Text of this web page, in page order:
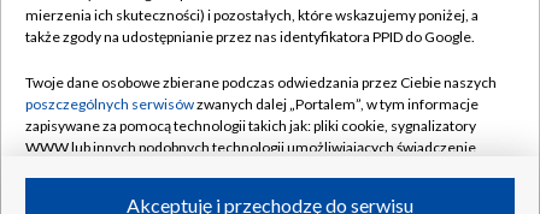
Naziemna Telewizja Cyfrowa
Rada Programowa
System NOS
Informacje o nadawcy
Pomoc
Kontakt
Kanały
mierzenia ich skuteczności) i pozostałych, które wskazujemy poniżej, a
także zgody na udostępnianie przez nas identyfikatora PPID do Google.
Twoje dane osobowe zbierane podczas odwiedzania przez Ciebie naszych
poszczególnych serwisówzwanych dalej „Portalem”, w tym informacje
zapisywane za pomocą technologii takich jak: pliki cookie, sygnalizatory
WWW lub innych podobnych technologii umożliwiających świadczenie
Akceptuję i przechodzę do serwisu